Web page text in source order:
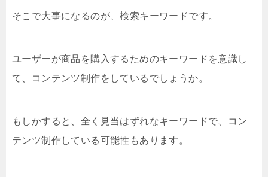
そこで大事になるのが、検索キーワードです。
ユーザーが商品を購入するためのキーワードを意識し
て、コンテンツ制作をしているでしょうか。
もしかすると、全く見当はずれなキーワードで、コン
テンツ制作している可能性もあります。